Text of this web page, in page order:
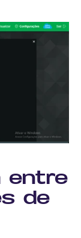
entre
de